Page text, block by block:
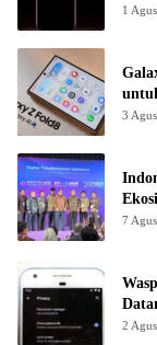
1
3
7
2